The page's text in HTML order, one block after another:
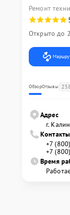
Ремонт
Открыто до
ОбзорОтзывы
Адрес
г.
Контакты
+7
+7
Время